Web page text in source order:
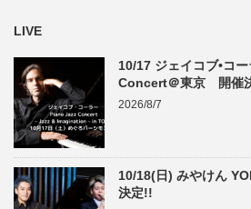
LIVE
10/17 ジェイコブ•コ
Concert＠東京 開催
2026/8/7
10/18(日) みやけん
決定!!